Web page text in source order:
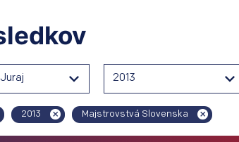
2013
2013 Majstrovstvá Slovenska